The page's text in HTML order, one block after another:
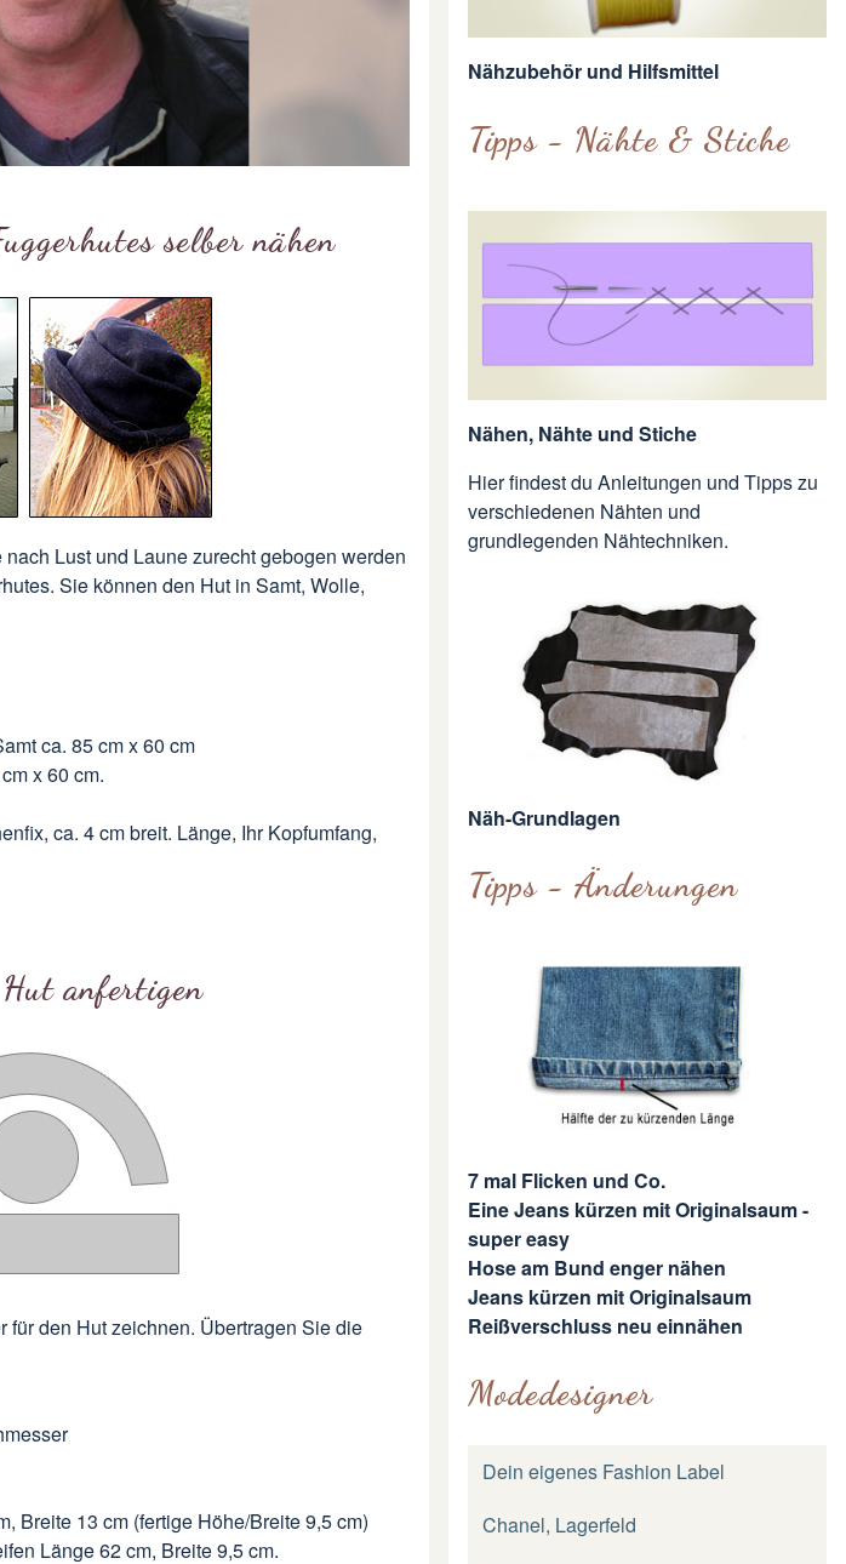
selber nähen
Lust und Laune zurecht gebogen werden
Sie können den Hut in Samt, Wolle,
ca. 85 cm x 60 cm
x 60 cm.
ca. 4 cm breit. Länge, Ihr Kopfumfang,
anfertigen
den Hut zeichnen. Übertragen Sie die
Breite 13 cm (fertige Höhe/Breite 9,5 cm)
Länge 62 cm, Breite 9,5 cm.
Nähzubehör und Hilfsmittel
Tipps - Nähte & Stiche
Nähen, Nähte und Stiche
Hier findest du Anleitungen und Tipps zu
verschiedenen Nähten und
grundlegenden Nähtechniken.
Näh-Grundlagen
Tipps - Änderungen
7 mal Flicken und Co.
Eine Jeans kürzen mit Originalsaum -
super easy
Hose am Bund enger nähen
Jeans kürzen mit Originalsaum
Reißverschluss neu einnähen
Modedesigner
Dein eigenes Fashion Label
Chanel, Lagerfeld